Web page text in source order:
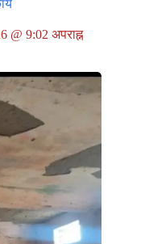
@ 9:02 अपराह्न